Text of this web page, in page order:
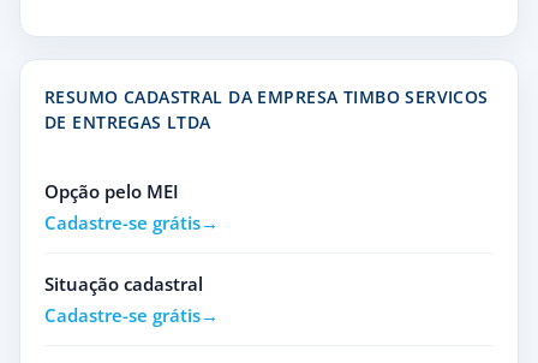
RESUMO CADASTRAL DA EMPRESA TIMBO SERVICOS
DE ENTREGAS LTDA
Opção pelo MEI
Cadastre-se grátis
Situação cadastral
Cadastre-se grátis